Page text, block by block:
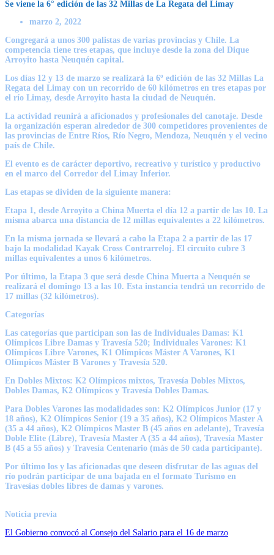
Se viene la 6° edición de las 32 Millas de La Regata del Limay
marzo 2, 2022
Congregará a unos 300 palistas de varias provincias y Chile. La
competencia tiene tres etapas, que incluye desde la zona del Dique
Arroyito hasta Neuquén capital.
Los días 12 y 13 de marzo se realizará la 6º edición de las 32 Millas La
Regata del Limay con un recorrido de 60 kilómetros en tres etapas por
el río Limay, desde Arroyito hasta la ciudad de Neuquén.
La actividad reunirá a aficionados y profesionales del canotaje. Desde
la organización esperan alrededor de 300 competidores provenientes de
las provincias de Entre Ríos, Río Negro, Mendoza, Neuquén y el vecino
país de Chile.
El evento es de carácter deportivo, recreativo y turístico y productivo
en el marco del Corredor del Limay Inferior.
Las etapas se dividen de la siguiente manera:
Etapa 1, desde Arroyito a China Muerta el día 12 a partir de las 10. La
misma abarca una distancia de 12 millas equivalentes a 22 kilómetros.
En la misma jornada se llevará a cabo la Etapa 2 a partir de las 17
bajo la modalidad Kayak Cross Contrarreloj. El circuito cubre 3
millas equivalentes a unos 6 kilómetros.
Por último, la Etapa 3 que será desde China Muerta a Neuquén se
realizará el domingo 13 a las 10. Esta instancia tendrá un recorrido de
17 millas (32 kilómetros).
Categorías
Las categorías que participan son las de Individuales Damas: K1
Olímpicos Libre Damas y Travesía 520; Individuales Varones: K1
Olímpicos Libre Varones, K1 Olímpicos Máster A Varones, K1
Olímpicos Máster B Varones y Travesía 520.
En Dobles Mixtos: K2 Olímpicos mixtos, Travesía Dobles Mixtos,
Dobles Damas, K2 Olímpicos y Travesía Dobles Damas.
Para Dobles Varones las modalidades son: K2 Olímpicos Junior (17 y
18 años), K2 Olímpicos Senior (19 a 35 años), K2 Olímpicos Master A
(35 a 44 años), K2 Olímpicos Master B (45 años en adelante), Travesía
Doble Elite (Libre), Travesía Master A (35 a 44 años), Travesía Master
B (45 a 55 años) y Travesía Centenario (más de 50 cada participante).
Por último los y las aficionadas que deseen disfrutar de las aguas del
río podrán participar de una bajada en el formato Turismo en
Travesías dobles libres de damas y varones.
Noticia previa
El Gobierno convocó al Consejo del Salario para el 16 de marzo